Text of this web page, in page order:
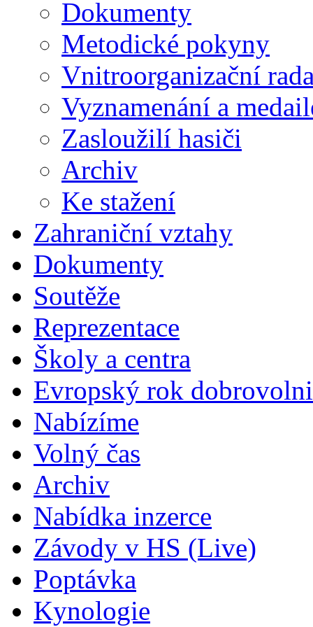
Dokumenty
Metodické pokyny
Vnitroorganizační
Vyznamenání a
Zasloužilí hasiči
Archiv
Ke stažení
Zahraniční vztahy
Dokumenty
Soutěže
Reprezentace
Školy a centra
Evropský rok
Nabízíme
Volný čas
Archiv
Nabídka inzerce
Závody v HS (Live)
Poptávka
Kynologie